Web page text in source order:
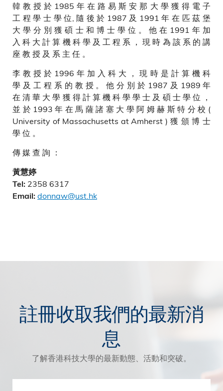
韓 教 授 於 1985 年 在 路 易 斯 安 那 大 學 獲 得 電 子
工 程 學 士 學 位, 隨 後 於 1987 及 1991 年 在 匹 茲 堡
大 學 分 別 獲 碩 士 和 博 士 學 位 。 他 在 1991 年 加
入 科 大 計 算 機 科 學 及 工 程 系 ， 現 時 為 該 系 的 講
座 教 授 及 系 主 任 。
李 教 授 於 1996 年 加 入 科 大 ， 現 時 是 計 算 機 科
學 及 工 程 系 的 教 授 。 他 分 別 於 1987 及 1989 年
在 清 華 大 學 獲 得 計 算 機 科 學 學 士 及 碩 士 學 位 ，
並 於 1993 年 在 馬 薩 諸 塞 大 學 阿 姆 赫 斯 特 分 校 (
University of Massachusetts at Amherst ) 獲 頒 博 士
學 位 。
傳 媒 查 詢 ：
黃慧婷
Tel: 2358 6317
Email: donnaw@ust.hk
註冊收取我們的最新消
息
了解香港科技大學的最新動態、活動和突破。